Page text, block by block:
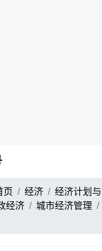
页 经济
经济计划
经济
城市经济管理